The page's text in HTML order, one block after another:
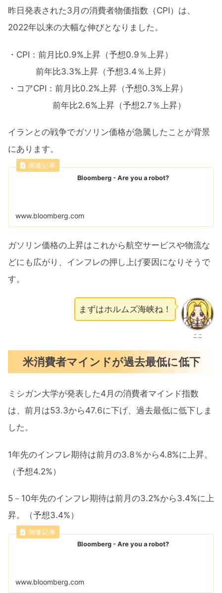
昨日発表された3月の消費者物価指数（CPI）は、
2022年以来の大幅な伸びとなりました。
・CPI：前月比0.9%上昇（予想0.9％上昇）
前年比3.3%上昇（予想3.4％上昇）
・コアCPI：前月比0.2%上昇（予想0.3%上昇）
前年比2.6%上昇（予想2.7％上昇）
イランとの戦争でガソリン価格が急騰したことが背景
にあります。
Bloomberg - Are you a robot?
www.bloomberg.com
ガソリン価格の上昇はこれから航空サービスや物流な
どにも広がり、インフレの押し上げ要因になりそうで
す。
ここ
まずはホルムズ海峡ね！
米消費者マインドが過去最低に低下
ミシガン大学が発表した4月の消費者マインド指数
は、前月は53.3から47.6に下げ、過去最低に低下しま
した。
1年先のインフレ期待は前月の3.8％から4.8%に上昇。
（予想4.2%）
5－10年先のインフレ期待は前月の3.2%から3.4%に上
昇。（予想3.4%）
Bloomberg - Are you a robot?
www.bloomberg.com